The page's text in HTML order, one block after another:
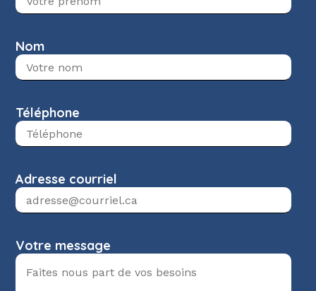
Nom
Téléphone
Adresse courriel
Votre message